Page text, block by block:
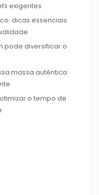
exigentes
dicas essenciais
pode diversificar o
massa autêntica
o tempo de